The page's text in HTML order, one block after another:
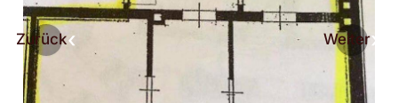
Zurück Weiter